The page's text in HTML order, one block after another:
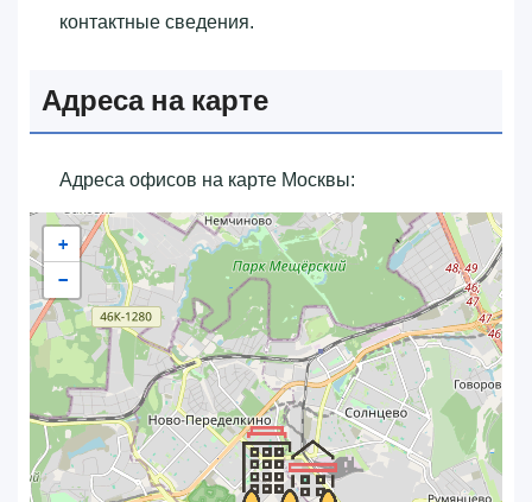
контактные сведения.
Адреса на карте
Адреса офисов на карте Москвы:
+
−